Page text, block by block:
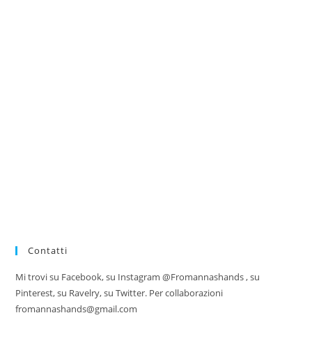
Contatti
Mi trovi su Facebook, su Instagram @Fromannashands , su
Pinterest, su Ravelry, su Twitter. Per collaborazioni
fromannashands@gmail.com